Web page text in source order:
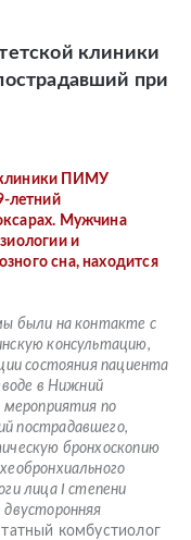
клиники
при
клиники ПИМУ
летний
Мужчина
и
сна, находится
были на контакте с
консультацию,
состояния пациента
в Нижний
мероприятия по
пострадавшего,
бронхоскопию
лица I степени
комбустиолог